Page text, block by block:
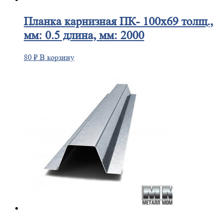
Планкакарнизная ПК- 100х69 толщ.,
мм: 0.5 длина, мм: 2000
80 ₽ В корзину